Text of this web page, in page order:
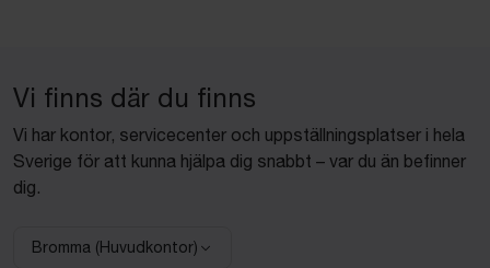
Vi finns där du finns
Vi har kontor, servicecenter och uppställningsplatser i hela
Sverige för att kunna hjälpa dig snabbt – var du än befinner
dig.
Välj anläggning:
Bromma (Huvudkontor)